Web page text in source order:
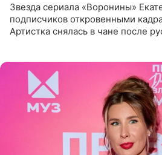
Звезда сериала «Воронины»
подписчиков откровенными
Артистка снялась в чане после